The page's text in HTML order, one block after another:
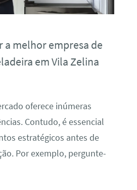
a melhor empresa de
em Vila Zelina
oferece inúmeras
Contudo, é essencial
estratégicos antes de
Por exemplo, pergunte-